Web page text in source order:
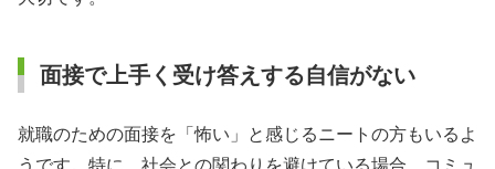
面接で上手く受け答えする自信がない
就職のための面接を「怖い」と感じるニートの方もいるよ